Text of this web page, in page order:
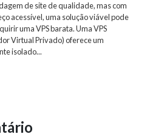
de site de qualidade, mas com
acessível, uma solução viável pode
uma VPS barata. Uma VPS
Virtual Privado) oferece um
isolado...